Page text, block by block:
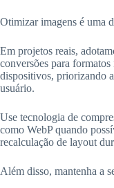
Otimizar imagens é uma
Em projetos reais,
conversões para
dispositivos, priorizando
usuário.
Use tecnologia de
como WebP quando
recalculação de layout
Além disso, mantenha a